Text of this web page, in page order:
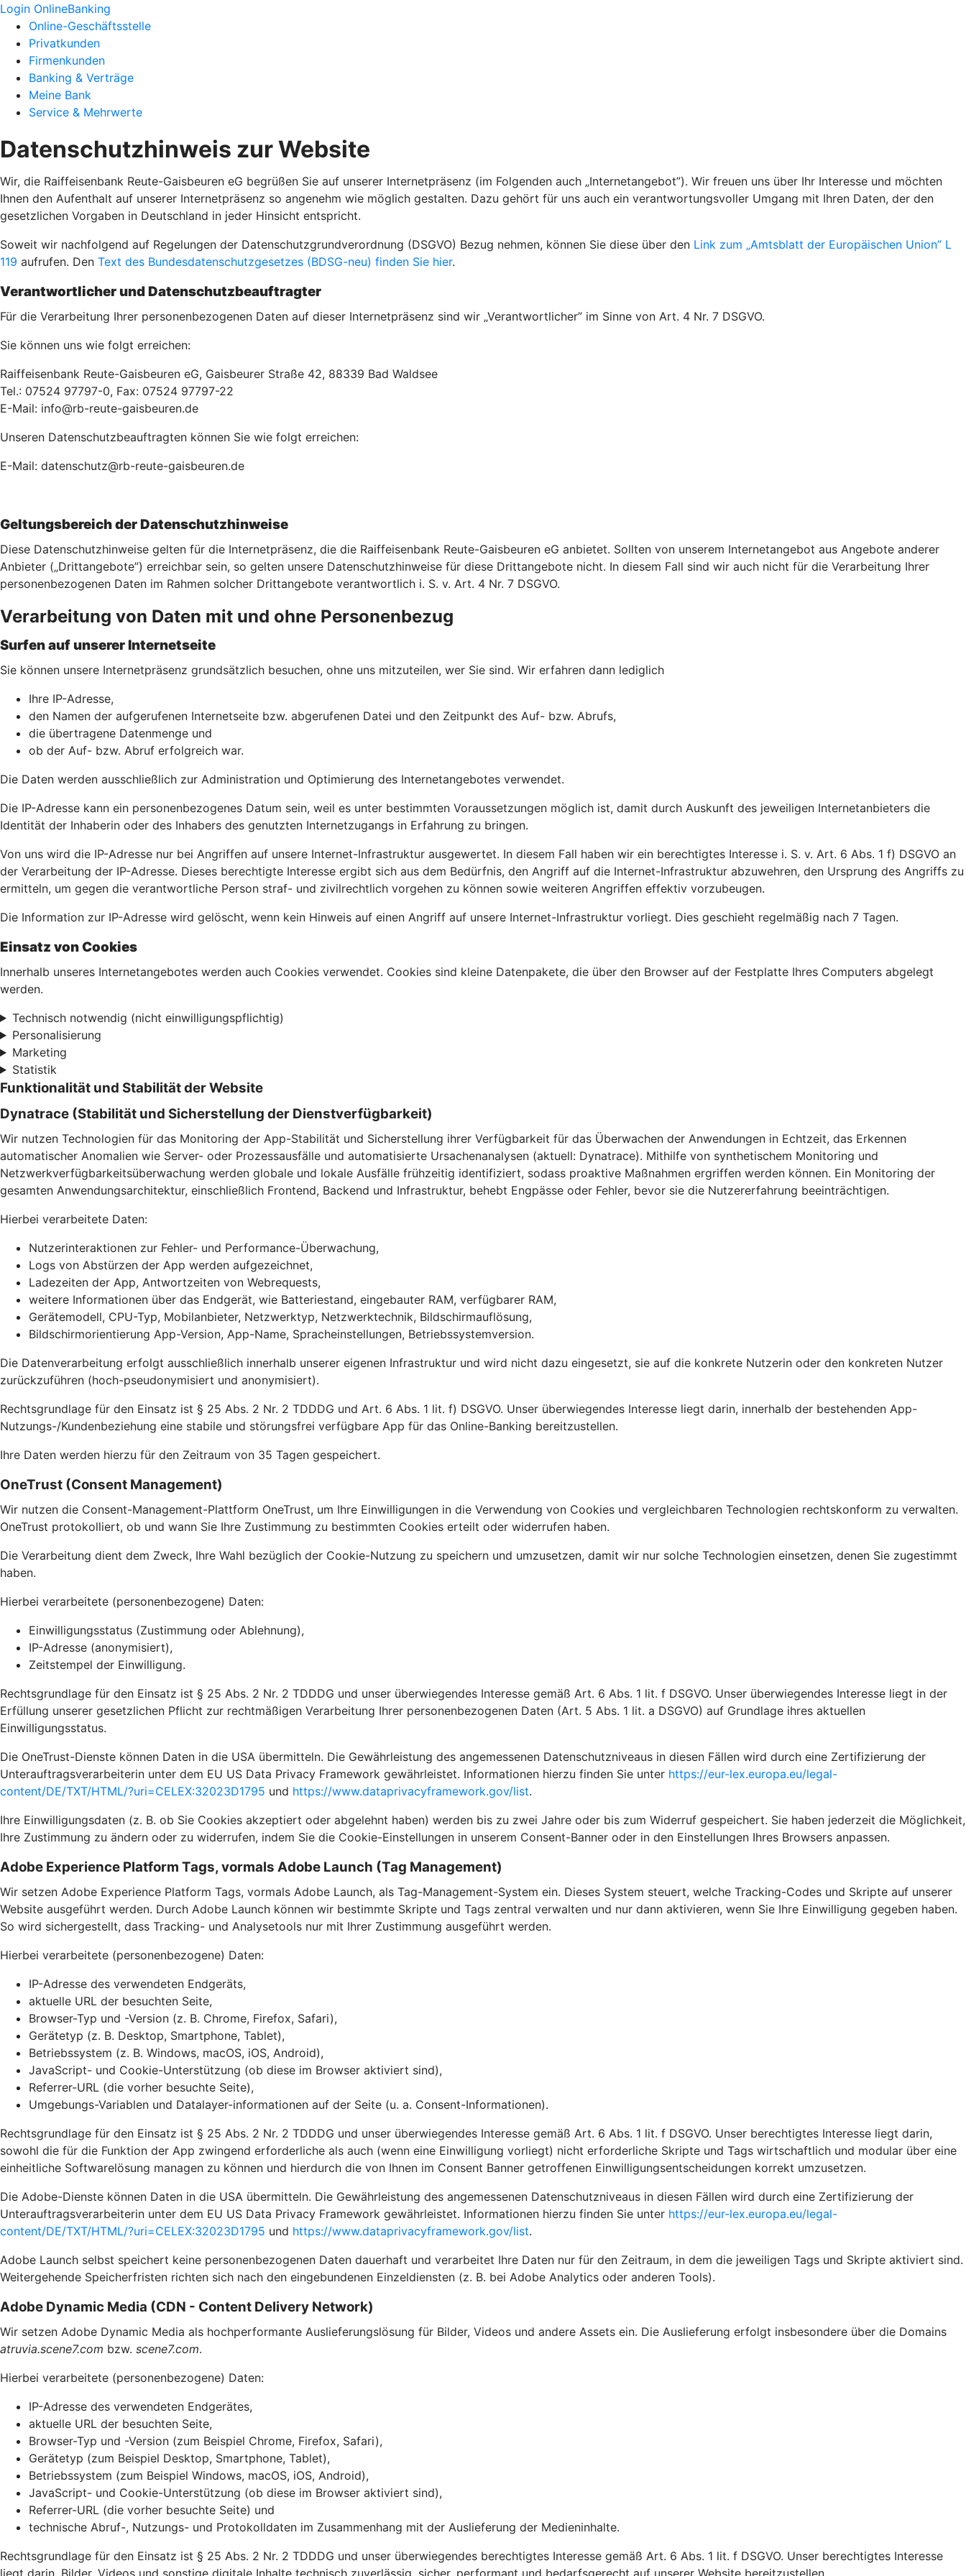
Login OnlineBanking
Online-Geschäftsstelle
Privatkunden
Firmenkunden
Banking & Verträge
Meine Bank
Service & Mehrwerte
Datenschutzhinweis zur Website
Wir, die Raiffeisenbank Reute-Gaisbeuren eG begrüßen Sie auf unserer Internetpräsenz (im Folgenden auch „Internetangebot”). Wir freuen uns über Ihr Interesse und möchten
Ihnen den Aufenthalt auf unserer Internetpräsenz so angenehm wie möglich gestalten. Dazu gehört für uns auch ein verantwortungsvoller Umgang mit Ihren Daten, der den
gesetzlichen Vorgaben in Deutschland in jeder Hinsicht entspricht.
Soweit wir nachfolgend auf Regelungen der Datenschutzgrundverordnung (DSGVO) Bezug nehmen, können Sie diese über den Link zum „Amtsblatt der Europäischen Union” L
119 aufrufen. Den Text des Bundesdatenschutzgesetzes (BDSG-neu) finden Sie hier.
Verantwortlicher und Datenschutzbeauftragter
Für die Verarbeitung Ihrer personenbezogenen Daten auf dieser Internetpräsenz sind wir „Verantwortlicher” im Sinne von Art. 4 Nr. 7 DSGVO.
Sie können uns wie folgt erreichen:
Raiffeisenbank Reute-Gaisbeuren eG, Gaisbeurer Straße 42, 88339 Bad Waldsee
Tel.: 07524 97797-0, Fax: 07524 97797-22
E-Mail: info@rb-reute-gaisbeuren.de
Unseren Datenschutzbeauftragten können Sie wie folgt erreichen:
E-Mail: datenschutz@rb-reute-gaisbeuren.de
Geltungsbereich der Datenschutzhinweise
Diese Datenschutzhinweise gelten für die Internetpräsenz, die die Raiffeisenbank Reute-Gaisbeuren eG anbietet. Sollten von unserem Internetangebot aus Angebote anderer
Anbieter („Drittangebote”) erreichbar sein, so gelten unsere Datenschutzhinweise für diese Drittangebote nicht. In diesem Fall sind wir auch nicht für die Verarbeitung Ihrer
personenbezogenen Daten im Rahmen solcher Drittangebote verantwortlich i. S. v. Art. 4 Nr. 7 DSGVO.
Verarbeitung von Daten mit und ohne Personenbezug
Surfen auf unserer Internetseite
Sie können unsere Internetpräsenz grundsätzlich besuchen, ohne uns mitzuteilen, wer Sie sind. Wir erfahren dann lediglich
Ihre IP-Adresse,
den Namen der aufgerufenen Internetseite bzw. abgerufenen Datei und den Zeitpunkt des Auf- bzw. Abrufs,
die übertragene Datenmenge und
ob der Auf- bzw. Abruf erfolgreich war.
Die Daten werden ausschließlich zur Administration und Optimierung des Internetangebotes verwendet.
Die IP-Adresse kann ein personenbezogenes Datum sein, weil es unter bestimmten Voraussetzungen möglich ist, damit durch Auskunft des jeweiligen Internetanbieters die
Identität der Inhaberin oder des Inhabers des genutzten Internetzugangs in Erfahrung zu bringen.
Von uns wird die IP-Adresse nur bei Angriffen auf unsere Internet-Infrastruktur ausgewertet. In diesem Fall haben wir ein berechtigtes Interesse i. S. v. Art. 6 Abs. 1 f) DSGVO an
der Verarbeitung der IP-Adresse. Dieses berechtigte Interesse ergibt sich aus dem Bedürfnis, den Angriff auf die Internet-Infrastruktur abzuwehren, den Ursprung des Angriffs zu
ermitteln, um gegen die verantwortliche Person straf- und zivilrechtlich vorgehen zu können sowie weiteren Angriffen effektiv vorzubeugen.
Die Information zur IP-Adresse wird gelöscht, wenn kein Hinweis auf einen Angriff auf unsere Internet-Infrastruktur vorliegt. Dies geschieht regelmäßig nach 7 Tagen.
Einsatz von Cookies
Innerhalb unseres Internetangebotes werden auch Cookies verwendet. Cookies sind kleine Datenpakete, die über den Browser auf der Festplatte Ihres Computers abgelegt
werden.
Technisch notwendig (nicht einwilligungspflichtig)
Personalisierung
Marketing
Statistik
Funktionalität und Stabilität der Website
Dynatrace (Stabilität und Sicherstellung der Dienstverfügbarkeit)
Wir nutzen Technologien für das Monitoring der App-Stabilität und Sicherstellung ihrer Verfügbarkeit für das Überwachen der Anwendungen in Echtzeit, das Erkennen
automatischer Anomalien wie Server- oder Prozessausfälle und automatisierte Ursachenanalysen (aktuell: Dynatrace). Mithilfe von synthetischem Monitoring und
Netzwerkverfügbarkeitsüberwachung werden globale und lokale Ausfälle frühzeitig identifiziert, sodass proaktive Maßnahmen ergriffen werden können. Ein Monitoring der
gesamten Anwendungsarchitektur, einschließlich Frontend, Backend und Infrastruktur, behebt Engpässe oder Fehler, bevor sie die Nutzererfahrung beeinträchtigen.
Hierbei verarbeitete Daten:
Nutzerinteraktionen zur Fehler- und Performance-Überwachung,
Logs von Abstürzen der App werden aufgezeichnet,
Ladezeiten der App, Antwortzeiten von Webrequests,
weitere Informationen über das Endgerät, wie Batteriestand, eingebauter RAM, verfügbarer RAM,
Gerätemodell, CPU-Typ, Mobilanbieter, Netzwerktyp, Netzwerktechnik, Bildschirmauflösung,
Bildschirmorientierung App-Version, App-Name, Spracheinstellungen, Betriebssystemversion.
Die Datenverarbeitung erfolgt ausschließlich innerhalb unserer eigenen Infrastruktur und wird nicht dazu eingesetzt, sie auf die konkrete Nutzerin oder den konkreten Nutzer
zurückzuführen (hoch-pseudonymisiert und anonymisiert).
Rechtsgrundlage für den Einsatz ist § 25 Abs. 2 Nr. 2 TDDDG und Art. 6 Abs. 1 lit. f) DSGVO. Unser überwiegendes Interesse liegt darin, innerhalb der bestehenden App-
Nutzungs-/Kundenbeziehung eine stabile und störungsfrei verfügbare App für das Online-Banking bereitzustellen.
Ihre Daten werden hierzu für den Zeitraum von 35 Tagen gespeichert.
OneTrust (Consent Management)
Wir nutzen die Consent-Management-Plattform OneTrust, um Ihre Einwilligungen in die Verwendung von Cookies und vergleichbaren Technologien rechtskonform zu verwalten.
OneTrust protokolliert, ob und wann Sie Ihre Zustimmung zu bestimmten Cookies erteilt oder widerrufen haben.
Die Verarbeitung dient dem Zweck, Ihre Wahl bezüglich der Cookie-Nutzung zu speichern und umzusetzen, damit wir nur solche Technologien einsetzen, denen Sie zugestimmt
haben.
Hierbei verarbeitete (personenbezogene) Daten:
Einwilligungsstatus (Zustimmung oder Ablehnung),
IP-Adresse (anonymisiert),
Zeitstempel der Einwilligung.
Rechtsgrundlage für den Einsatz ist § 25 Abs. 2 Nr. 2 TDDDG und unser überwiegendes Interesse gemäß Art. 6 Abs. 1 lit. f DSGVO. Unser überwiegendes Interesse liegt in der
Erfüllung unserer gesetzlichen Pflicht zur rechtmäßigen Verarbeitung Ihrer personenbezogenen Daten (Art. 5 Abs. 1 lit. a DSGVO) auf Grundlage ihres aktuellen
Einwilligungsstatus.
Die OneTrust-Dienste können Daten in die USA übermitteln. Die Gewährleistung des angemessenen Datenschutzniveaus in diesen Fällen wird durch eine Zertifizierung der
Unterauftragsverarbeiterin unter dem EU US Data Privacy Framework gewährleistet. Informationen hierzu finden Sie unter https://eur-lex.europa.eu/legal-
content/DE/TXT/HTML/?uri=CELEX:32023D1795 und https://www.dataprivacyframework.gov/list.
Ihre Einwilligungsdaten (z. B. ob Sie Cookies akzeptiert oder abgelehnt haben) werden bis zu zwei Jahre oder bis zum Widerruf gespeichert. Sie haben jederzeit die Möglichkeit,
Ihre Zustimmung zu ändern oder zu widerrufen, indem Sie die Cookie-Einstellungen in unserem Consent-Banner oder in den Einstellungen Ihres Browsers anpassen.
Adobe Experience Platform Tags, vormals Adobe Launch (Tag Management)
Wir setzen Adobe Experience Platform Tags, vormals Adobe Launch, als Tag-Management-System ein. Dieses System steuert, welche Tracking-Codes und Skripte auf unserer
Website ausgeführt werden. Durch Adobe Launch können wir bestimmte Skripte und Tags zentral verwalten und nur dann aktivieren, wenn Sie Ihre Einwilligung gegeben haben.
So wird sichergestellt, dass Tracking- und Analysetools nur mit Ihrer Zustimmung ausgeführt werden.
Hierbei verarbeitete (personenbezogene) Daten:
IP-Adresse des verwendeten Endgeräts,
aktuelle URL der besuchten Seite,
Browser-Typ und -Version (z. B. Chrome, Firefox, Safari),
Gerätetyp (z. B. Desktop, Smartphone, Tablet),
Betriebssystem (z. B. Windows, macOS, iOS, Android),
JavaScript- und Cookie-Unterstützung (ob diese im Browser aktiviert sind),
Referrer-URL (die vorher besuchte Seite),
Umgebungs-Variablen und Datalayer-informationen auf der Seite (u. a. Consent-Informationen).
Rechtsgrundlage für den Einsatz ist § 25 Abs. 2 Nr. 2 TDDDG und unser überwiegendes Interesse gemäß Art. 6 Abs. 1 lit. f DSGVO. Unser berechtigtes Interesse liegt darin,
sowohl die für die Funktion der App zwingend erforderliche als auch (wenn eine Einwilligung vorliegt) nicht erforderliche Skripte und Tags wirtschaftlich und modular über eine
einheitliche Softwarelösung managen zu können und hierdurch die von Ihnen im Consent Banner getroffenen Einwilligungsentscheidungen korrekt umzusetzen.
Die Adobe-Dienste können Daten in die USA übermitteln. Die Gewährleistung des angemessenen Datenschutzniveaus in diesen Fällen wird durch eine Zertifizierung der
Unterauftragsverarbeiterin unter dem EU US Data Privacy Framework gewährleistet. Informationen hierzu finden Sie unter https://eur-lex.europa.eu/legal-
content/DE/TXT/HTML/?uri=CELEX:32023D1795 und https://www.dataprivacyframework.gov/list.
Adobe Launch selbst speichert keine personenbezogenen Daten dauerhaft und verarbeitet Ihre Daten nur für den Zeitraum, in dem die jeweiligen Tags und Skripte aktiviert sind.
Weitergehende Speicherfristen richten sich nach den eingebundenen Einzeldiensten (z. B. bei Adobe Analytics oder anderen Tools).
Adobe Dynamic Media (CDN - Content Delivery Network)
Wir setzen Adobe Dynamic Media als hochperformante Auslieferungslösung für Bilder, Videos und andere Assets ein. Die Auslieferung erfolgt insbesondere über die Domains
atruvia.scene7.com bzw. scene7.com.
Hierbei verarbeitete (personenbezogene) Daten:
IP-Adresse des verwendeten Endgerätes,
aktuelle URL der besuchten Seite,
Browser-Typ und -Version (zum Beispiel Chrome, Firefox, Safari),
Gerätetyp (zum Beispiel Desktop, Smartphone, Tablet),
Betriebssystem (zum Beispiel Windows, macOS, iOS, Android),
JavaScript- und Cookie-Unterstützung (ob diese im Browser aktiviert sind),
Referrer-URL (die vorher besuchte Seite) und
technische Abruf-, Nutzungs- und Protokolldaten im Zusammenhang mit der Auslieferung der Medieninhalte.
Rechtsgrundlage für den Einsatz ist § 25 Abs. 2 Nr. 2 TDDDG und unser überwiegendes berechtigtes Interesse gemäß Art. 6 Abs. 1 lit. f DSGVO. Unser berechtigtes Interesse
liegt darin, Bilder, Videos und sonstige digitale Inhalte technisch zuverlässig, sicher, performant und bedarfsgerecht auf unserer Website bereitzustellen.